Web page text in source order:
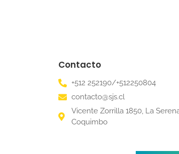
Contacto
+512 252190/+512250804
contacto@sjs.cl
Vicente Zorrilla 1850, La
Coquimbo